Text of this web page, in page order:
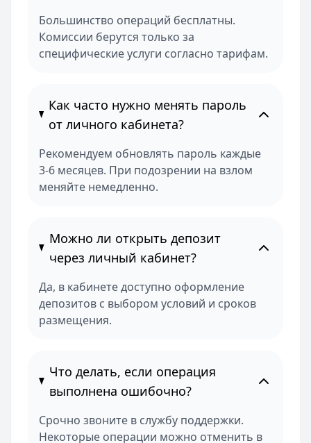
Большинство операций бесплатны.
Комиссии берутся только за
специфические услуги согласно тарифам.
Как часто нужно менять пароль
от личного кабинета?
Рекомендуем обновлять пароль каждые
3-6 месяцев. При подозрении на взлом
меняйте немедленно.
Можно ли открыть депозит
через личный кабинет?
Да, в кабинете доступно оформление
депозитов с выбором условий и сроков
размещения.
Что делать, если операция
выполнена ошибочно?
Срочно звоните в службу поддержки.
Некоторые операции можно отменить в